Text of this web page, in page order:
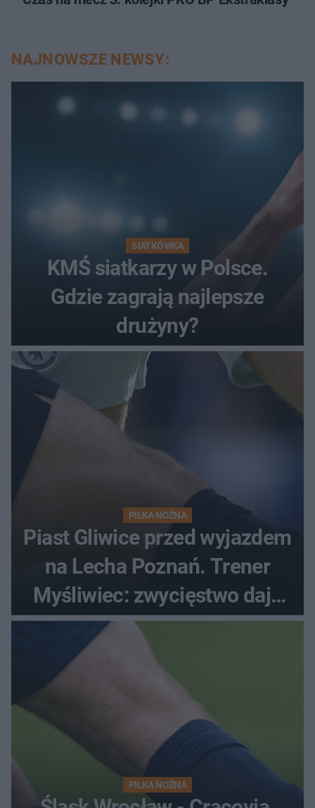
NAJNOWSZE NEWSY:
SIATKÓWKA
KMŚ siatkarzy w Polsce.
Gdzie zagrają najlepsze
drużyny?
PIŁKA NOŻNA
Piast Gliwice przed wyjazdem
na Lecha Poznań. Trener
Myśliwiec: zwycięstwo daje
satysfakcję
PIŁKA NOŻNA